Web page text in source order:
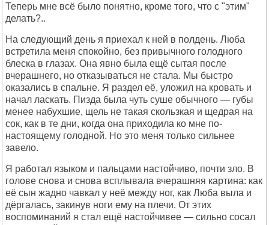
Теперь мне всё было понятно, кроме того, что с "этим"
делать?..
На следующий день я приехал к ней в полдень. Люба
встретила меня спокойно, без привычного голодного
блеска в глазах. Она явно была ещё сытая после
вчерашнего, но отказываться не стала. Мы быстро
оказались в спальне. Я раздел её, уложил на кровать и
начал ласкать. Пизда была чуть суше обычного — губы
менее набухшие, щель не такая скользкая и щедрая на
сок, как в те дни, когда она приходила ко мне по-
настоящему голодной. Но это меня только сильнее
завело.
Я работал языком и пальцами настойчиво, почти зло. В
голове снова и снова всплывала вчерашняя картина: как
её сын жадно чавкал у неё между ног, как Люба выла и
дёргалась, закинув ноги ему на плечи. От этих
воспоминаний я стал ещё настойчивее — сильно сосал